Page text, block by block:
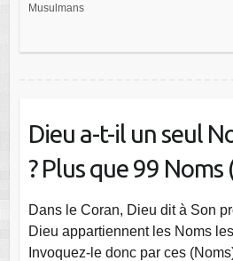
Musulmans
Dieu a-t-il un seul
? Plus que 99 Noms
Dans le Coran, Dieu dit à Son
Dieu appartiennent les Noms
Invoquez-le donc par ces